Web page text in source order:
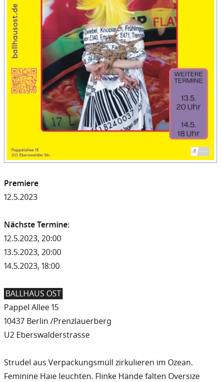
Premiere
12.5.2023
Nächste Termine:
12.5.2023, 20:00
13.5.2023, 20:00
14.5.2023, 18:00
BALLHAUS OST
Pappel Allee 15
10437 Berlin /Prenzlauerberg
U2 Eberswalderstrasse
Strudel aus Verpackungsmüll zirkulieren im Ozean.
Feminine Haie leuchten. Flinke Hände falten Oversize